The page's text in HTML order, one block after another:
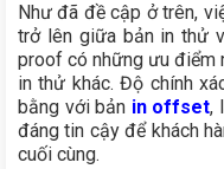
Như đã đề cập ở trên,
trở lên giữa bản in thử
proof có những ưu điểm
in thử khác. Độ chính
bằng với bản in offset,
đáng tin cậy để khách
cuối cùng.